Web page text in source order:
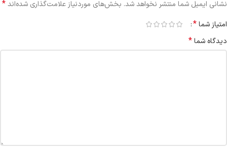
نشانی ایمیل شما منتشر نخواهد شد. بخش‌های موردنیاز علامت‌گذاری شده‌اند*
امتیاز شما*
دیدگاه شما*